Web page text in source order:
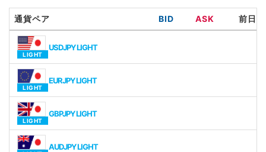
通貨ペア BID ASK 前日比
USDJPY LIGHT
EURJPY LIGHT
GBPJPY LIGHT
AUDJPY LIGHT